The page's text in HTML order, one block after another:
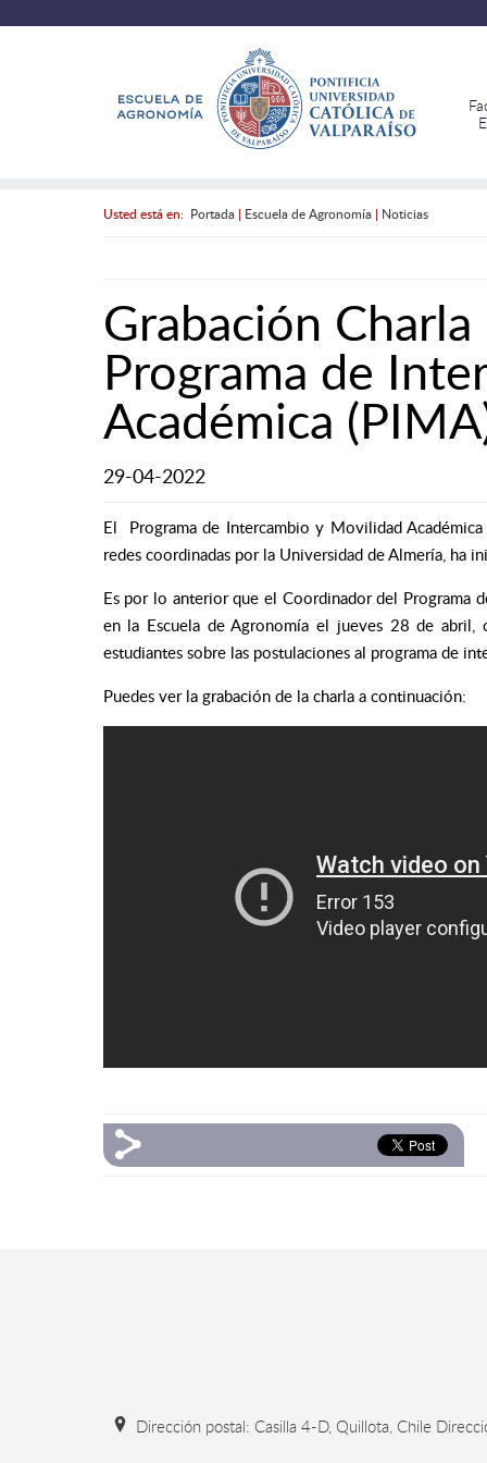
Usted está en: Portada| Escuela de Agronomía| Noticias
Grabación
Programa de
Académica
29-04-2022
El Programa de Intercambio y Movilidad
redes coordinadas por la Universidad de Almería, ha
Es por lo anterior que el Coordinador del Programa
en la Escuela de Agronomía el jueves 28 de
estudiantes sobre las postulaciones al programa de
Puedes ver la grabación de la charla a continuación:
Dirección postal: Casilla 4-D, Quillota, Chile